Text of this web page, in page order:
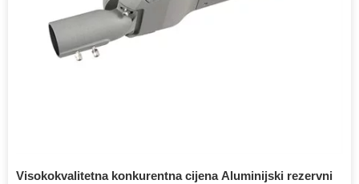
Visokokvalitetna konkurentna cijena Aluminijski rezervni